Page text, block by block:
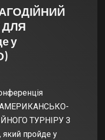
ДЛЯ
у
АМЕРИКАНСЬКО-
ТУРНІРУ З
пройде у